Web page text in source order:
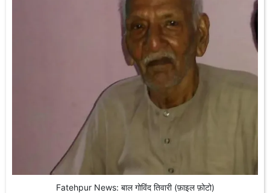
Fatehpur News: बाल गोविंद तिवारी (फ़ाइल फ़ोटो)